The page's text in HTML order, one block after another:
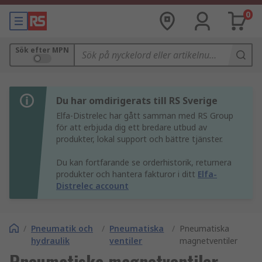
0
Sök efter MPN
Du har omdirigerats till RS Sverige
Elfa-Distrelec har gått samman med RS Group
för att erbjuda dig ett bredare utbud av
produkter, lokal support och bättre tjänster.
Du kan fortfarande se orderhistorik, returnera
produkter och hantera fakturor i ditt Elfa-
Distrelec account
/ Pneumatik och
hydraulik
/ Pneumatiska
ventiler
/ Pneumatiska
magnetventiler